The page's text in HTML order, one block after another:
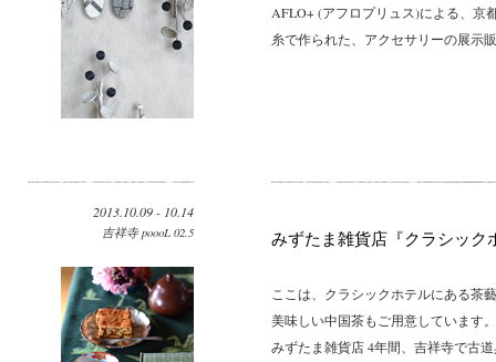
AFLO+ (アフロプリュス)による、京
糸で作られた、アクセサリーの展示
2013.10.09 - 10.14
吉祥寺 poooL 02.5 みずたま雑貨店『クラシック
ここは、クラシックホテルにある茶
美味しい中国茶もご用意しています
みずたま雑貨店 4年間、吉祥寺で古